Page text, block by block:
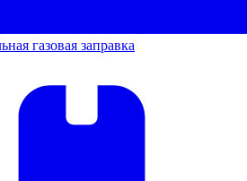
газовая заправка